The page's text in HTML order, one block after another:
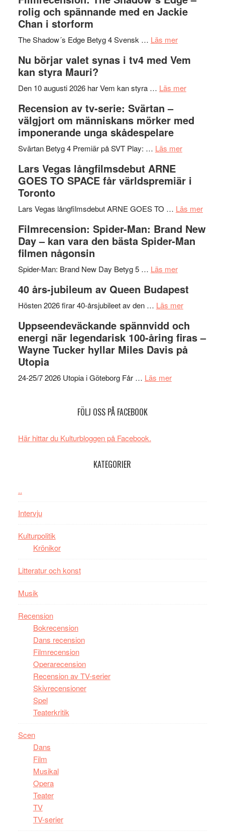
på
Roland
Pöntinen
Artipelag
bjuder
in
samtal
teater
rolig och spännande med en Jackie
Chan i storform
The Shadow´s Edge Betyg 4 Svensk … Läs merom
The
´s
rolig
spännande
Jackie
i
Nu börjar valet synas i tv4 med Vem
kan styra Mauri?
Den 10 augusti 2026 har Vem kan styra … Läs merom
valet
Vem
styra
Recension av tv-serie: Svärtan –
välgjort om människans mörker med
imponerande unga skådespelare
Svärtan Betyg 4 Premiär på SVT Play: … Läs merom
tv-
Svärtan
välgjort
om
imponerande
unga
Lars Vegas långfilmsdebut ARNE
GOES TO SPACE får världspremiär i
Toronto
Lars Vegas långfilmsdebut ARNE GOES TO … Läs merom
Vegas
Filmrecension: Spider-Man: Brand New
Day – kan vara den bästa Spider-Man
filmen någonsin
Spider-Man: Brand New Day Betyg 5 … Läs merom
Spider-
Man:
New
Day
–
40 års-jubileum av Queen Budapest
Hösten 2026 firar 40-årsjubileet av den … Läs merom
års-
jubileum
av
Uppseendeväckande spännvidd och
energi när legendarisk 100-åring firas –
Wayne Tucker hyllar Miles Davis på
Utopia
24-25/7 2026 Utopia i Göteborg Får … Läs merom
FÖLJ OSS PÅ FACEBOOK
Här hittar du Kulturbloggen på Facebook.
KATEGORIER
..
Intervju
Kulturpolitik
Krönikor
Litteratur och konst
Musik
Recension
Bokrecension
Dans recension
Filmrecension
Operarecension
Recension av TV-serier
Skivrecensioner
Spel
Teaterkritik
Scen
Dans
Film
Musikal
Opera
Teater
TV
TV-serier